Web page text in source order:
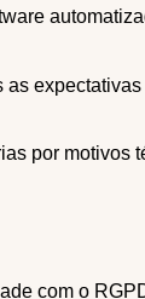
por motivos
com o